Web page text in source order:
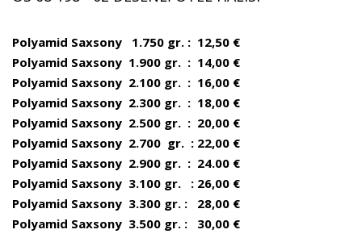
Polyamid Saxsony 1.750 gr. : 12,50 €
Polyamid Saxsony 1.900 gr. : 14,00 €
Polyamid Saxsony 2.100 gr. : 16,00 €
Polyamid Saxsony 2.300 gr. : 18,00 €
Polyamid Saxsony 2.500 gr. : 20,00 €
Polyamid Saxsony 2.700 gr. : 22,00 €
Polyamid Saxsony 2.900 gr. : 24.00 €
Polyamid Saxsony 3.100 gr. : 26,00 €
Polyamid Saxsony 3.300 gr. : 28,00 €
Polyamid Saxsony 3.500 gr. : 30,00 €